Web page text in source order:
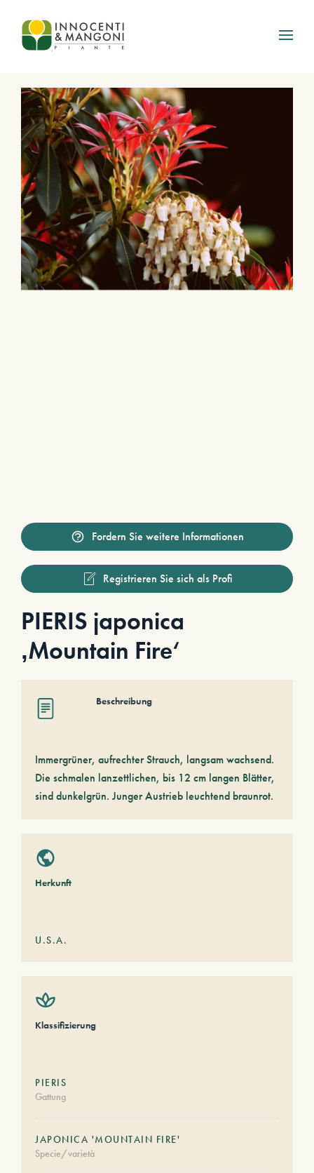
Skip to main content
Fordern Sie weitere Informationen
Registrieren Sie sich als Profi
PIERIS japonica
‚Mountain Fire‘
Beschreibung
Immergrüner, aufrechter Strauch, langsam wachsend.
Die schmalen lanzettlichen, bis 12 cm langen Blätter,
sind dunkelgrün. Junger Austrieb leuchtend braunrot.
Herkunft
U.S.A.
Klassifizierung
PIERIS
Gattung
JAPONICA 'MOUNTAIN FIRE'
Specie/varietà